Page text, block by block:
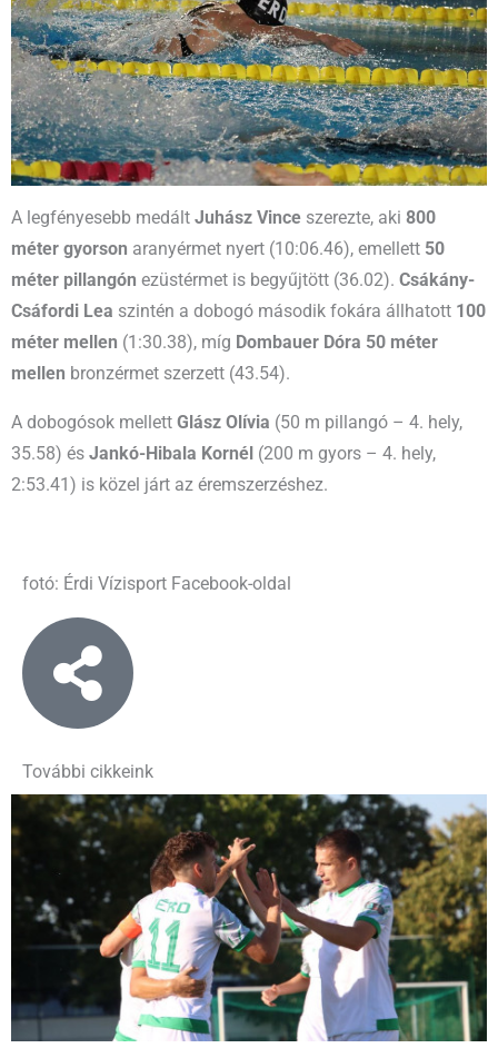
A legfényesebb medált Juhász Vince szerezte, aki 800
méter gyorson aranyérmet nyert (10:06.46), emellett 50
méter pillangón ezüstérmet is begyűjtött (36.02). Csákány-
Csáfordi Lea szintén a dobogó második fokára állhatott 100
méter mellen (1:30.38), míg Dombauer Dóra 50 méter
mellen bronzérmet szerzett (43.54).
A dobogósok mellett Glász Olívia (50 m pillangó – 4. hely,
35.58) és Jankó-Hibala Kornél (200 m gyors – 4. hely,
2:53.41) is közel járt az éremszerzéshez.
fotó: Érdi Vízisport Facebook-oldal
További cikkeink